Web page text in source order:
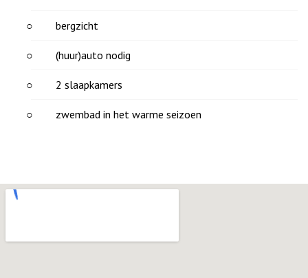
bergzicht
(huur)auto nodig
2 slaapkamers
zwembad in het warme seizoen